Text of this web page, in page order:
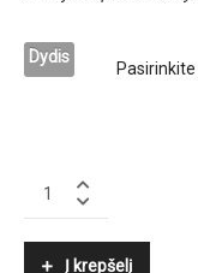
Dydis
CITIZENS
Į krepšelį